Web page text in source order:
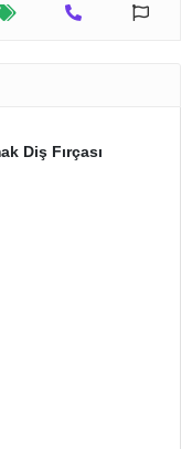
Diş Fırçası